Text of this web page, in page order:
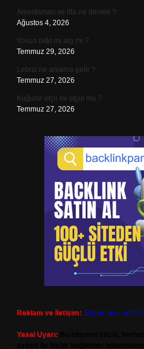
Amortisman ve itfa ne demek ?
Ağustos 4, 2026
Yosun bitki mi alg mi ?
Temmuz 29, 2026
Lebriz ne anlama gelir ?
Temmuz 27, 2026
Kuğular etçil mi otçul mu ?
Temmuz 27, 2026
Reklam ve İletişim: Skype:
Yasal Uyarı: